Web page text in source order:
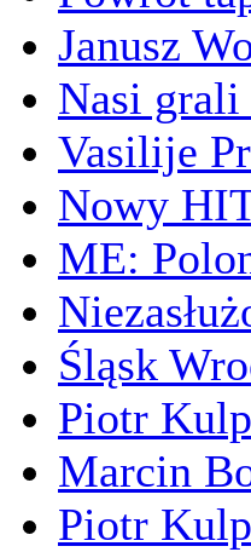
Janusz
Nasi grali
Vasilije
Nowy
ME:
Śląsk
Piotr
Marcin
Piotr